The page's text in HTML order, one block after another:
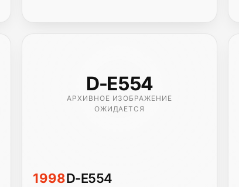
D-E554
АРХИВНОЕ ИЗОБРАЖЕНИЕ
ОЖИДАЕТСЯ
1998D-E554